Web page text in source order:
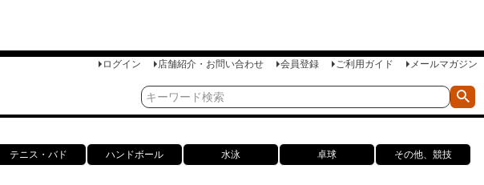
ログイン 店舗紹介・お問い合わせ 会員登録 ご利用ガイド メールマガジン
テニス・バド ハンドボール 水泳 卓球
その他、競技